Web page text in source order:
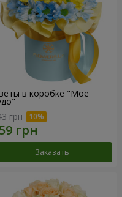
в коробке "Мое
грн
Заказать